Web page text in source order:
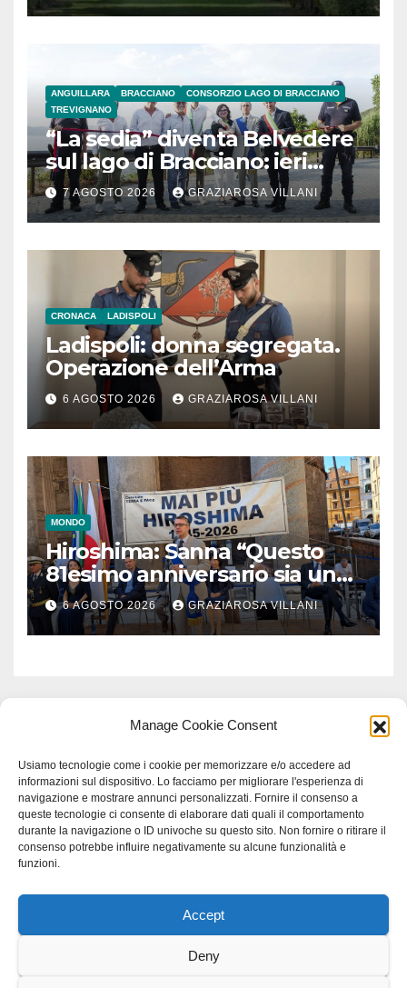
Manage Cookie Consent
Usiamo tecnologie come i cookie per memorizzare e/o accedere ad
informazioni sul dispositivo. Lo facciamo per migliorare l'esperienza di
navigazione e mostrare annunci personalizzati. Fornire il consenso a
queste tecnologie ci consente di elaborare dati quali il comportamento
durante la navigazione o ID univoche su questo sito. Non fornire o ritirare il
consenso potrebbe influire negativamente su alcune funzionalità e
funzioni.
Accept
Deny
ANGUILLARA BRACCIANO
CONSORZIO LAGO DI BRACCIANO
TREVIGNANO
“La sedia” diventa Belvedere
sul lago di Bracciano: ieri
l’inaugurazione
7 AGOSTO 2026 GRAZIAROSA VILLANI
CRONACA LADISPOLI
Ladispoli: donna segregata.
Operazione dell’Arma
6 AGOSTO 2026 GRAZIAROSA VILLANI
MONDO
Hiroshima: Sanna “Questo
81esimo anniversario sia un
monito per tutti”
6 AGOSTO 2026 GRAZIAROSA VILLANI
Proudly powered by WordPress|Tema: Newspaperex di
Scienza studio specialistico bracciano